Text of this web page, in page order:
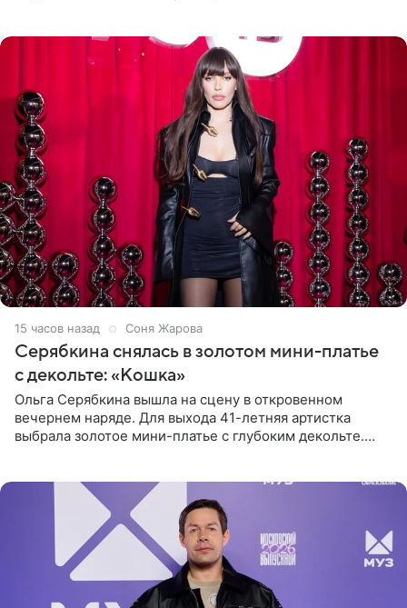
15 часов назад Соня Жарова
Серябкина снялась в золотом мини-платье
с декольте: «Кошка»
Ольга Серябкина вышла на сцену в откровенном
вечернем наряде. Для выхода 41-летняя артистка
выбрала золотое мини-платье с глубоким декольте.